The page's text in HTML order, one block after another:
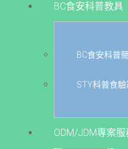
BC食安科普教具
BC食安科普
STY科普食
ODM/JDM專案服